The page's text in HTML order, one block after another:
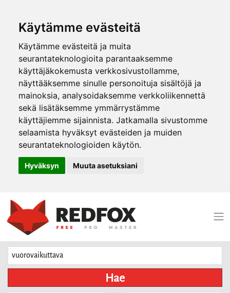
Käytämme evästeitä
Käytämme evästeitä ja muita
seurantateknologioita parantaaksemme
käyttäjäkokemusta verkkosivustollamme,
näyttääksemme sinulle personoituja sisältöjä ja
mainoksia, analysoidaksemme verkkoliikennettä
sekä lisätäksemme ymmärrystämme
käyttäjiemme sijainnista. Jatkamalla sivustomme
selaamista hyväksyt evästeiden ja muiden
seurantateknologioiden käytön.
Hyväksyn Muuta asetuksiani
Hae